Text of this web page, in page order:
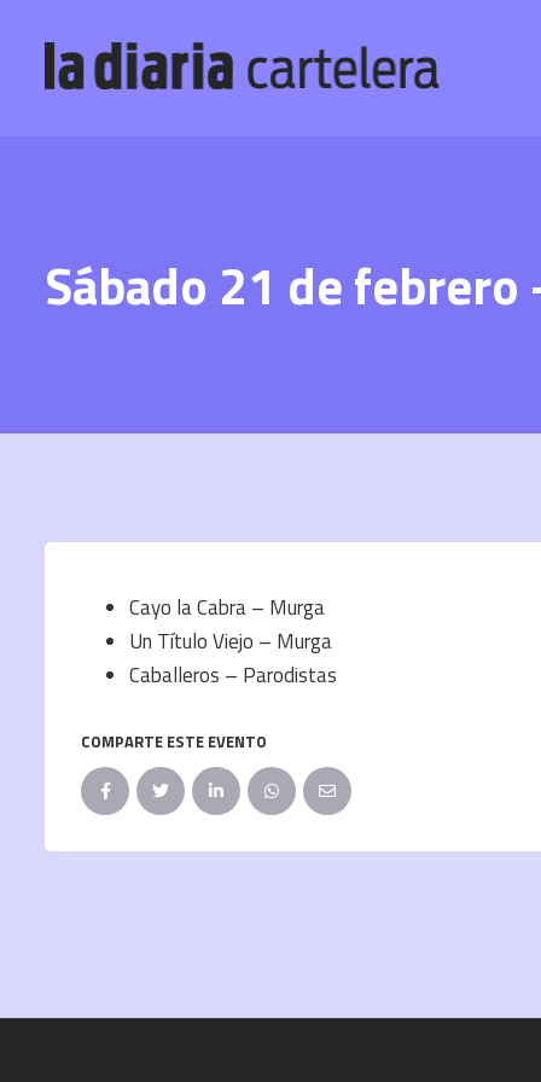
Sábado 21 de febrero
Cayo la Cabra – Murga
Un Título Viejo – Murga
Caballeros – Parodistas
COMPARTE ESTE EVENTO